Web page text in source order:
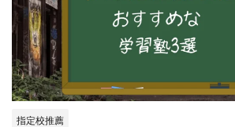
指定校推薦